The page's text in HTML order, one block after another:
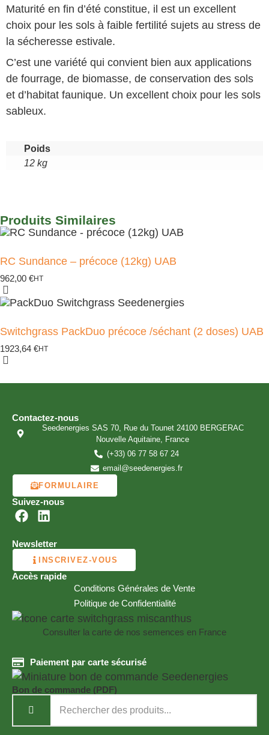
Maturité en fin d’été constitue, il est un excellent
choix pour les sols à faible fertilité sujets au stress de
la sécheresse estivale.
C’est une variété qui convient bien aux applications
de fourrage, de biomasse, de conservation des sols
et d’habitat faunique. Un excellent choix pour les sols
sableux.
Poids
12 kg
Produits Similaires
RC Sundance – précoce (12kg) UAB
962,00 €HT
Switchgrass PackDuo précoce /séchant (2 doses) UAB
1923,64 €HT
Contactez-nous
Seedenergies SAS 70, Rue du Tounet 24100 BERGERAC
Nouvelle Aquitaine, France
(+33) 06 77 58 67 24
email@seedenergies.fr
FORMULAIRE
Suivez-nous
Newsletter
INSCRIVEZ-VOUS
Accès rapide
Conditions Générales de Vente
Politique de Confidentialité
Consulter la carte de nos semences en France
Paiement par carte sécurisé
Bon de commande (PDF)